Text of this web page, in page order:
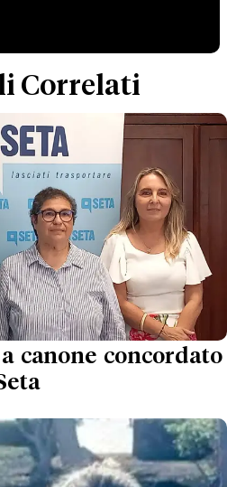
Correlati
canone concordato